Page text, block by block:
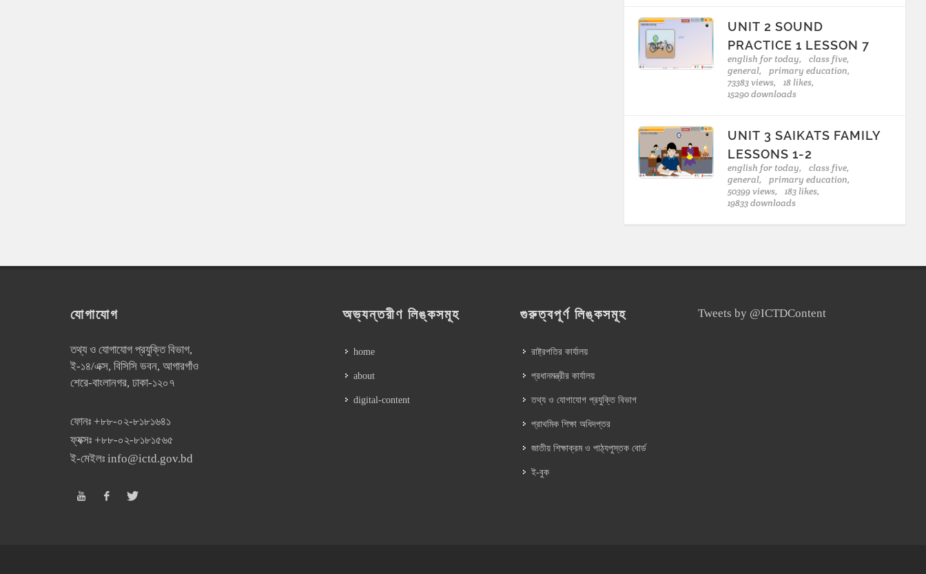
UNIT 2 SOUND
PRACTICE 1 LESSON 7
english for today,
class five,
general,
primary education,
73383 views,
18 likes,
15290 downloads
UNIT 3 SAIKATS FAMILY
LESSONS 1-2
english for today,
class five,
general,
primary education,
50399 views,
183 likes,
19833 downloads
যোগাযোগ
তথ্য ও যোগাযোগ প্রযুক্তি বিভাগ,
ই-১৪/এক্স, বিসিসি ভবন, আগারগাঁও
শেরে-বাংলানগর, ঢাকা-১২০৭
ফোনঃ +৮৮-০২-৮১৮১৬৪১
ফ্যক্সঃ +৮৮-০২-৮১৮১৫৬৫
ই-মেইলঃ info@ictd.gov.bd
অভ্যন্তরীণ লিঙ্কসমূহ
home
about
digital-content
গুরুত্বপূর্ণ লিঙ্কসমূহ
রাষ্ট্রপতির কার্যালয়
প্রধানমন্ত্রীর কার্যালয়
তথ্য ও যোগাযোগ প্রযুক্তি বিভাগ
প্রাথমিক শিক্ষা অধিদপ্তর
জাতীয় শিক্ষাক্রম ও পাঠ্যপুস্তক বোর্ড
ই-বুক
Tweets by @ICTDContent